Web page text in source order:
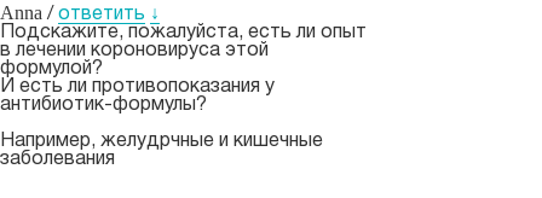
Anna / ответить ↓
Подскажите, пожалуйста, есть ли опыт
в лечении короновируса этой
формулой?
И есть ли противопоказания у
антибиотик-формулы?
Например, желудрчные и кишечные
заболевания